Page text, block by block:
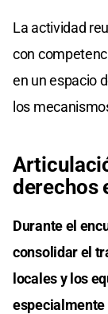
La actividad
con
en un espacio
los
derechos
Durante el
consolidar el
locales y los
especialmente